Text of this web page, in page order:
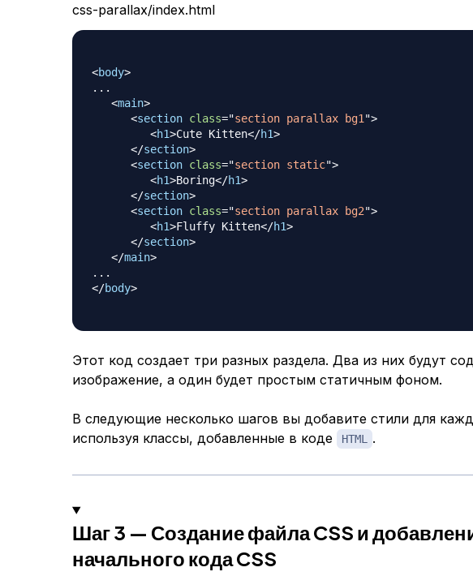
css-parallax/index.html
<body>
...
<main>
<section class="section parallax bg1 ">
<h1>Cute Kitten</h1>
</section>
<section class="section static">
<h1>Boring</h1>
</section>
<section class="section parallax bg2">
<h1>Fluffy Kitten</h1>
</section>
</main>
</body>
Этот код создает три разных раздела. Два из них будут
изображение, а один будет простым статичным фоном.
В следующие несколько шагов вы добавите стили для
используя классы, добавленные в коде
HTML .
Шаг 3 — Создание файла CSS и
начального кода CSS